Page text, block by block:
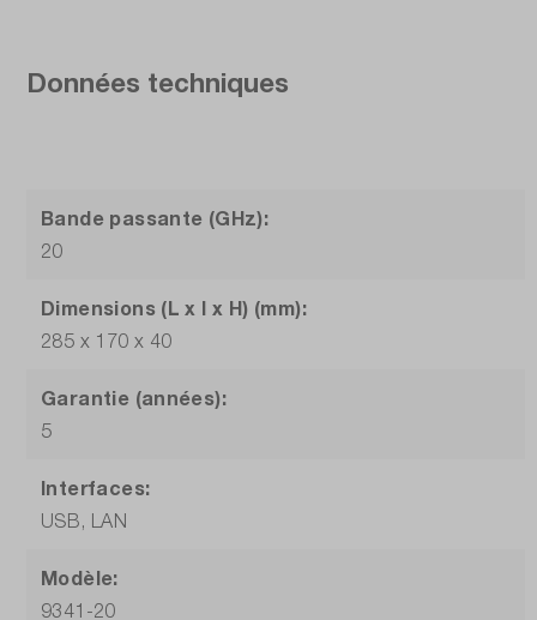
Données techniques
Bande passante (GHz):
20
Dimensions (L x l x H) (mm):
285 x 170 x 40
Garantie (années):
5
Interfaces:
USB, LAN
Modèle:
9341-20